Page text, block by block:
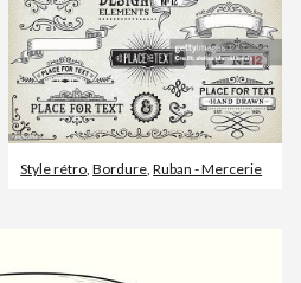
Style rétro ,Bordure ,Ruban - Mercerie